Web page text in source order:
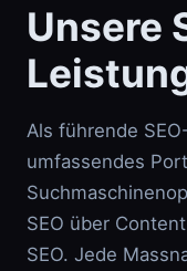
Unsere
Als führende
umfassendes
SEO über
SEO. Jede